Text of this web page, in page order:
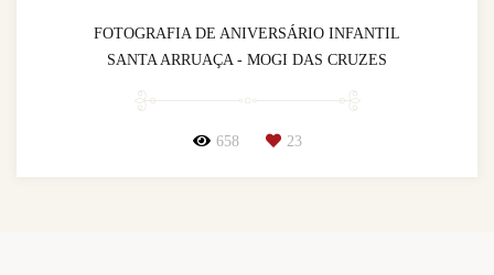
FOTOGRAFIA DE ANIVERSÁRIO INFANTIL
SANTA ARRUAÇA - MOGI DAS CRUZES
658 23